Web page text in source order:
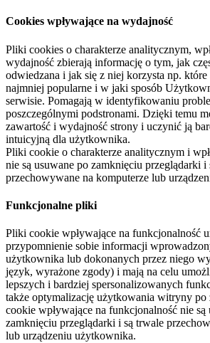
Cookies wpływające na wydajność
Pliki cookies o charakterze analitycznym,
wydajność zbierają informację o tym, jak
odwiedzana i jak się z niej korzysta np.
najmniej popularne i w jaki sposób
serwisie. Pomagają w identyfikowaniu
poszczególnymi podstronami. Dzięki temu
zawartość i wydajność strony i uczynić ją
intuicyjną dla użytkownika.
Pliki cookie o charakterze analitycznym i
nie są usuwane po zamknięciu przeglądarki i
przechowywane na komputerze lub
Funkcjonalne pliki
Pliki cookie wpływające na funkcjonalność
przypomnienie sobie informacji
użytkownika lub dokonanych przez niego
język, wyrażone zgody) i mają na celu
lepszych i bardziej spersonalizowanych
także optymalizację użytkowania witryny
cookie wpływające na funkcjonalność nie są
zamknięciu przeglądarki i są trwale
lub urządzeniu użytkownika.